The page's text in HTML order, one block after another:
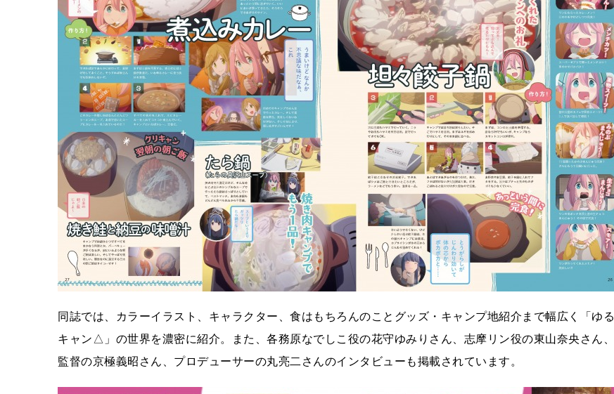
同誌では、カラーイラスト、キャラクター、食はもちろんのことグッズ・キャンプ地紹介まで幅広く「ゆる
キャン△」の世界を濃密に紹介。また、各務原なでしこ役の花守ゆみりさん、志摩リン役の東山奈央さん、
監督の京極義昭さん、プロデューサーの丸亮二さんのインタビューも掲載されています。